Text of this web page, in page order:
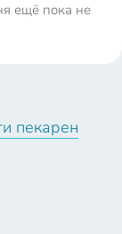
ещё пока не
пекарен